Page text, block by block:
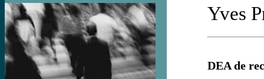
Yves
DEA de